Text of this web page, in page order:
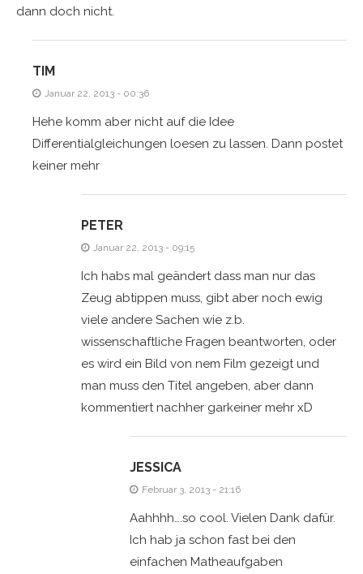
dann doch nicht.
TIM
Januar 22, 2013 - 00:36
Hehe komm aber nicht auf die Idee
Differentialgleichungen loesen zu lassen. Dann postet
keiner mehr
PETER
Januar 22, 2013 - 09:15
Ich habs mal geändert dass man nur das
Zeug abtippen muss, gibt aber noch ewig
viele andere Sachen wie z.b.
wissenschaftliche Fragen beantworten, oder
es wird ein Bild von nem Film gezeigt und
man muss den Titel angeben, aber dann
kommentiert nachher garkeiner mehr xD
JESSICA
Februar 3, 2013 - 21:16
Aahhhh….so cool. Vielen Dank dafür.
Ich hab ja schon fast bei den
einfachen Matheaufgaben